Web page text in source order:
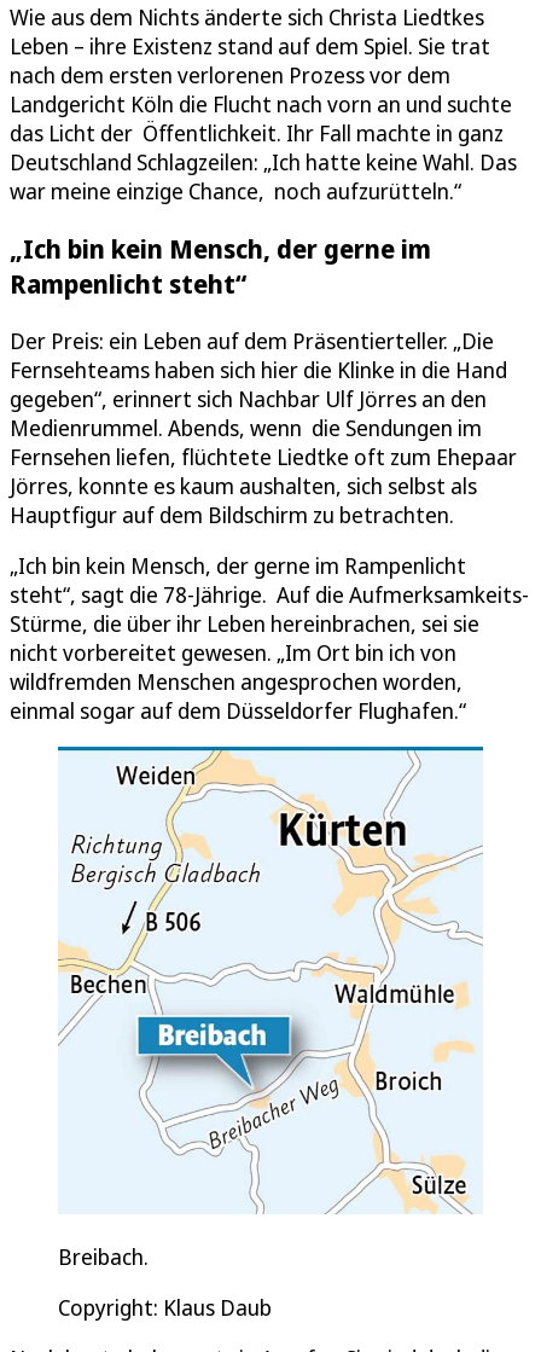
Wie aus dem Nichts änderte sich Christa Liedtkes
Leben – ihre Existenz stand auf dem Spiel. Sie trat
nach dem ersten verlorenen Prozess vor dem
Landgericht Köln die Flucht nach vorn an und suchte
das Licht der Öffentlichkeit. Ihr Fall machte in ganz
Deutschland Schlagzeilen: „Ich hatte keine Wahl. Das
war meine einzige Chance, noch aufzurütteln.“
„Ich bin kein Mensch, der gerne im
Rampenlicht steht“
Der Preis: ein Leben auf dem Präsentierteller. „Die
Fernsehteams haben sich hier die Klinke in die Hand
gegeben“, erinnert sich Nachbar Ulf Jörres an den
Medienrummel. Abends, wenn die Sendungen im
Fernsehen liefen, flüchtete Liedtke oft zum Ehepaar
Jörres, konnte es kaum aushalten, sich selbst als
Hauptfigur auf dem Bildschirm zu betrachten.
„Ich bin kein Mensch, der gerne im Rampenlicht
steht“, sagt die 78-Jährige. Auf die Aufmerksamkeits-
Stürme, die über ihr Leben hereinbrachen, sei sie
nicht vorbereitet gewesen. „Im Ort bin ich von
wildfremden Menschen angesprochen worden,
einmal sogar auf dem Düsseldorfer Flughafen.“
Breibach.
Copyright: Klaus Daub